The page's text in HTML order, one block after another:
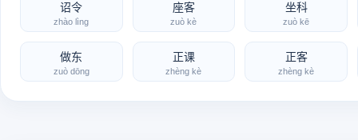
诏令
zhào lìng
座客
zuò kè
坐科
zuò kē
做东
zuò dōng
正课
zhèng kè
正客
zhèng kè